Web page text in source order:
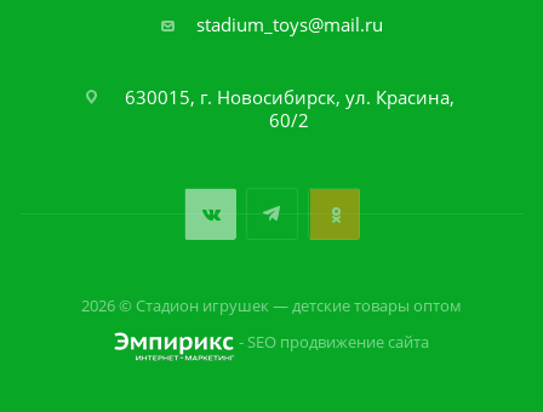
stadium_toys@mail.ru
630015, г. Новосибирск, ул. Красина,
60/2
2026 © Стадион игрушек — детские товары оптом
- SEO продвижение сайта